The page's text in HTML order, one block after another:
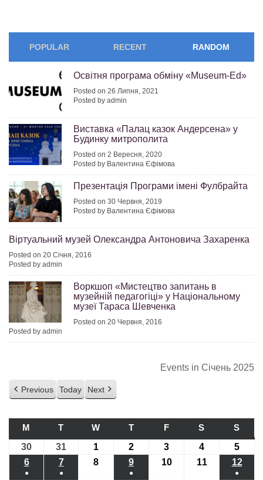
POPULAR RECENT RANDOM
Освітня програма обміну «Museum-Ed»
Posted on 26 Липня, 2021
Posted by admin
Виставка «Палац казок Андерсена» у
Будинку митрополита
Posted on 2 Вересня, 2020
Posted by Валентина Єфімова
Презентація Програми імені Фулбрайта
Posted on 30 Червня, 2019
Posted by Валентина Єфімова
Віртуальний музей Олександра Антоновича Захаренка
Posted on 20 Січня, 2016
Posted by admin
Воркшоп «Мистецтво запитань в
музейній педагогіці» у Національному
музеї Тараса Шевченка
Posted on 20 Червня, 2016
Posted by admin
Events in Січень 2025
Previous Today Next
M ПОНЕДІЛОК
T ВІВТОРОК
W СЕРЕДА
TЧЕТВЕР
FП’ЯТНИЦЯ
S СУБОТА
S
30 30.12.2024
31 31.12.2024
1 01.01.2025
2 02.01.2025
3 03.01.2025
4 04.01.2025
5
606.01.2025
●
707.01.2025
●
8 08.01.2025
9 09.01.2025
●
1010.01.2025
1111.01.2025
12
●